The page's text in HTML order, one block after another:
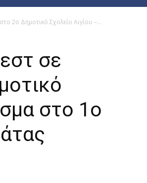
2ο Δημοτικό Σχολείο Αιγίου –...
σε
στο 1ο